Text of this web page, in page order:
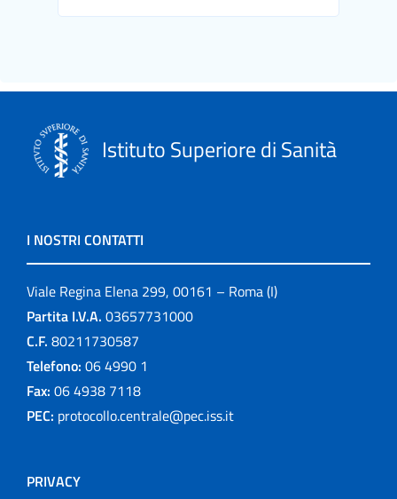
Istituto Superiore di Sanità
I NOSTRI CONTATTI
Viale Regina Elena 299, 00161 – Roma (I)
Partita I.V.A. 03657731000
C.F. 80211730587
Telefono: 06 4990 1
Fax: 06 4938 7118
PEC: protocollo.centrale@pec.iss.it
PRIVACY